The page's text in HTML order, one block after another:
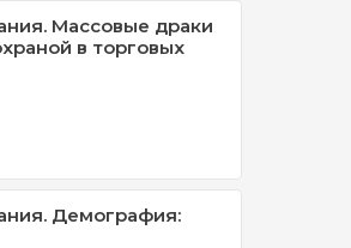
Массовые драки
в торговых
Демография: